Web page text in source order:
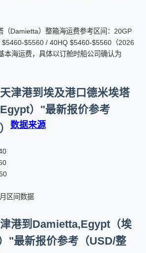
（Damietta）整箱海运费参考区间：20GP
$5560 / 40HQ $5460-$5560（2026
本海运费，具体以订舱时船公司确认为
津港到埃及港口德米埃塔
）"最新报价参考
数据来源
区间数据
港到Damietta,Egypt（埃
"最新报价参考（USD/整